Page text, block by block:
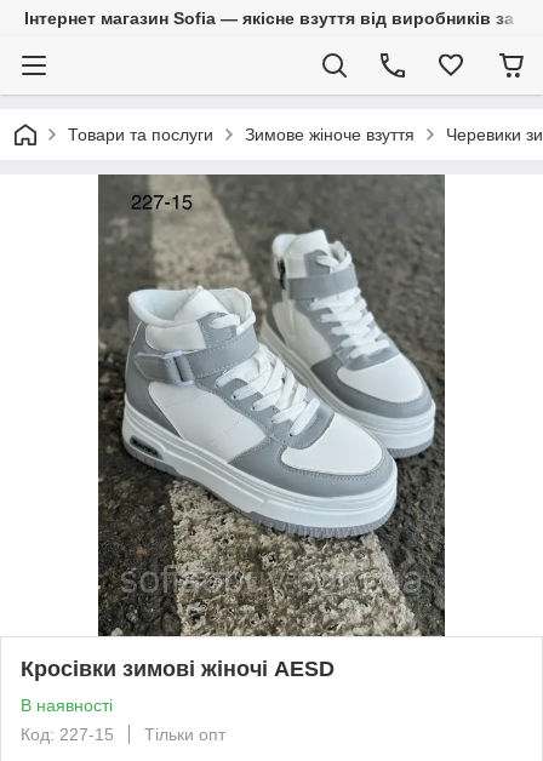
Інтернет магазин Sofia — якісне взуття від виробників за
Товари та послуги Зимове жіноче взуття Черевики
Кросівки зимові жіночі AESD
В наявності
Код: 227-15
Тільки опт